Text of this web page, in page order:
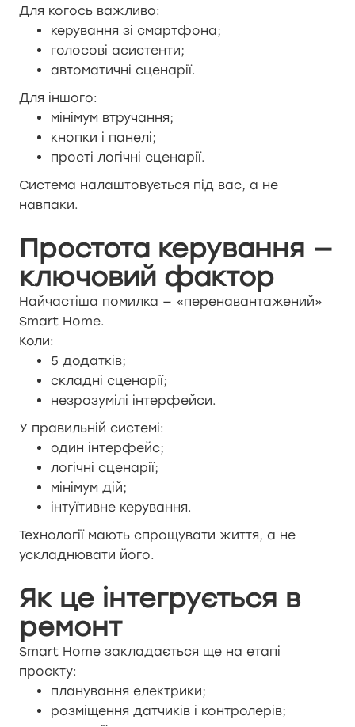
Для когось важливо:
керування зі смартфона;
голосові асистенти;
автоматичні сценарії.
Для іншого:
мінімум втручання;
кнопки і панелі;
прості логічні сценарії.
Система налаштовується під вас, а не
навпаки.
Простота керування —
ключовий фактор
Найчастіша помилка — «перенавантажений»
Smart Home.
Коли:
5 додатків;
складні сценарії;
незрозумілі інтерфейси.
У правильній системі:
один інтерфейс;
логічні сценарії;
мінімум дій;
інтуїтивне керування.
Технології мають спрощувати життя, а не
ускладнювати його.
Як це інтегрується в
ремонт
Smart Home закладається ще на етапі
проєкту:
планування електрики;
розміщення датчиків і контролерів;